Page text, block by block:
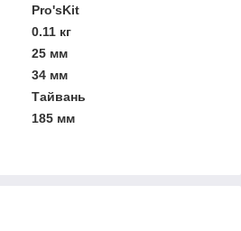
Pro'sKit
0.11 кг
25 мм
34 мм
Тайвань
185 мм